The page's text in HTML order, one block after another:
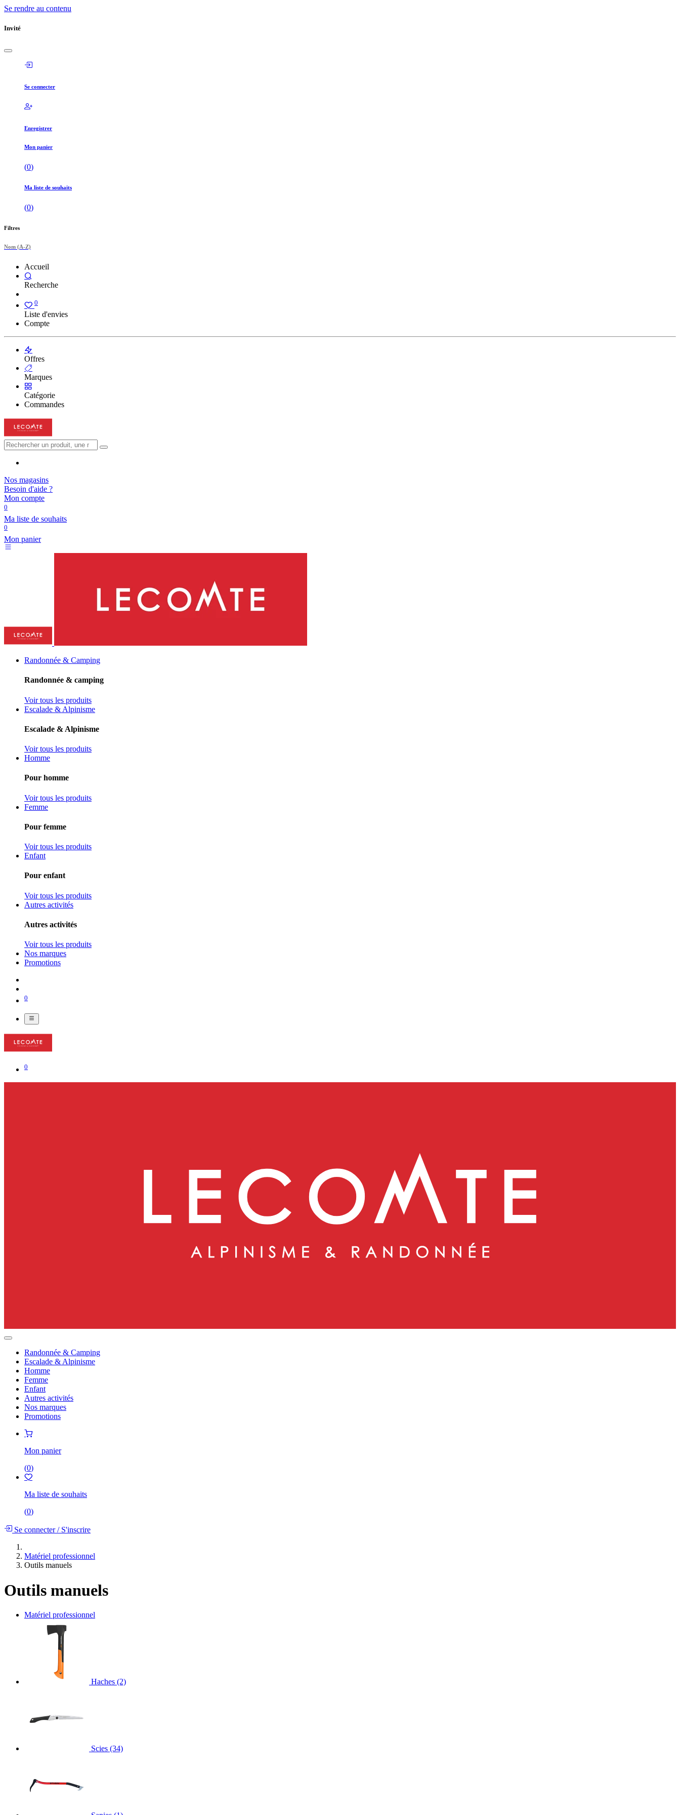
Se rendre au contenu
Invité
Se connecter
Enregistrer
Mon panier
(0)
Ma liste de souhaits
(0)
Filtres
Nom (A-Z)
Accueil
Recherche
0
Liste d'envies
Compte
Offres
Marques
Catégorie
Commandes
Nos magasins
Besoin d'aide ?
Mon compte
0
Ma liste de souhaits
0
Mon panier
Randonnée & Camping
Randonnée & camping
Voir tous les produits
Escalade & Alpinisme
Escalade & Alpinisme
Voir tous les produits
Homme
Pour homme
Voir tous les produits
Femme
Pour femme
Voir tous les produits
Enfant
Pour enfant
Voir tous les produits
Autres activités
Autres activités
Voir tous les produits
Nos marques
Promotions
0
0
Randonnée & Camping
Escalade & Alpinisme
Homme
Femme
Enfant
Autres activités
Nos marques
Promotions
Mon panier
(0)
Ma liste de souhaits
(0)
Se connecter/S'inscrire
Matériel professionnel
Outils manuels
Outils manuels
Matériel professionnel
Haches (2)
Scies (34)